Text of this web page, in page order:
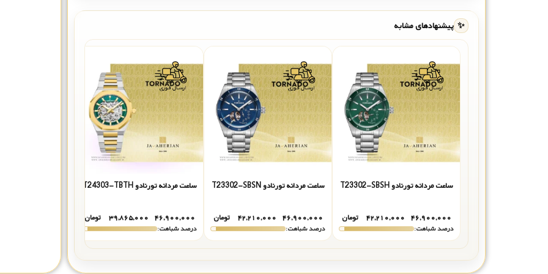
✨ پیشنهادهای مشابه
ساعت مردانه تورنادو T23302-SBSH
۴۶,۹۰۰,۰۰۰ ۴۲,۲۱۰,۰۰۰
تومان
درصد شباهت:
ساعت مردانه تورنادو T23302-SBSN
۴۶,۹۰۰,۰۰۰ ۴۲,۲۱۰,۰۰۰
تومان
درصد شباهت:
ساعت مردانه تورنادو T24303-TBTH
۴۶,۹۰۰,۰۰۰ ۳۹,۸۶۵,۰۰۰
تومان
درصد شباهت: